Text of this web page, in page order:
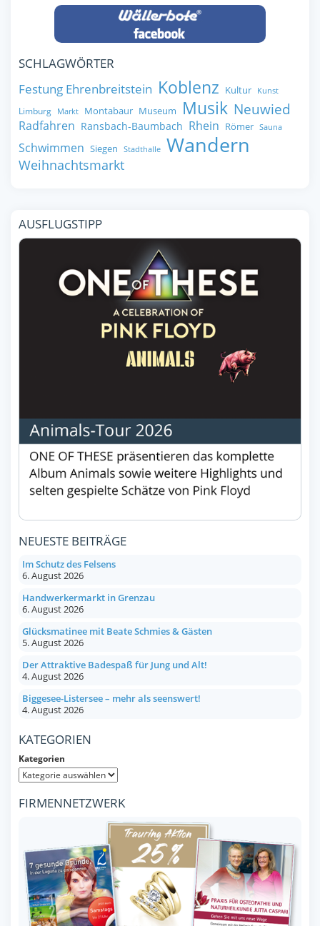
SCHLAGWÖRTER
Festung Ehrenbreitstein Koblenz Kultur Kunst
Limburg Markt Montabaur Museum Musik Neuwied
Radfahren Ransbach-Baumbach Rhein Römer Sauna
Schwimmen Siegen Stadthalle Wandern
Weihnachtsmarkt
AUSFLUGSTIPP
NEUESTE BEITRÄGE
Im Schutz des Felsens
6. August 2026
Handwerkermarkt in Grenzau
6. August 2026
Glücksmatinee mit Beate Schmies & Gästen
5. August 2026
Der Attraktive Badespaß für Jung und Alt!
4. August 2026
Biggesee-Listersee – mehr als seenswert!
4. August 2026
KATEGORIEN
Kategorien
FIRMENNETZWERK